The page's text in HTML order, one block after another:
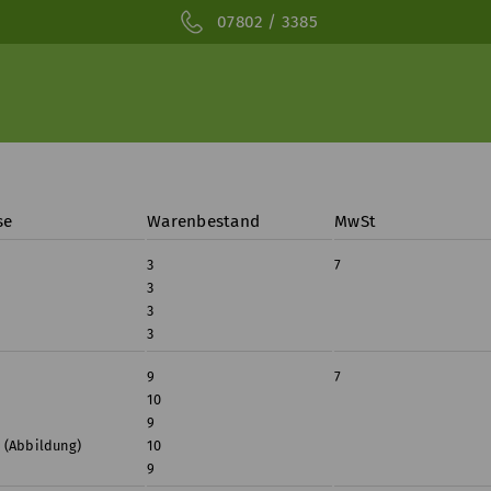
07802 / 3385
Warenbestand MwSt
3
3
3
3
7
(Abbildung)
9
10
9
10
9
7